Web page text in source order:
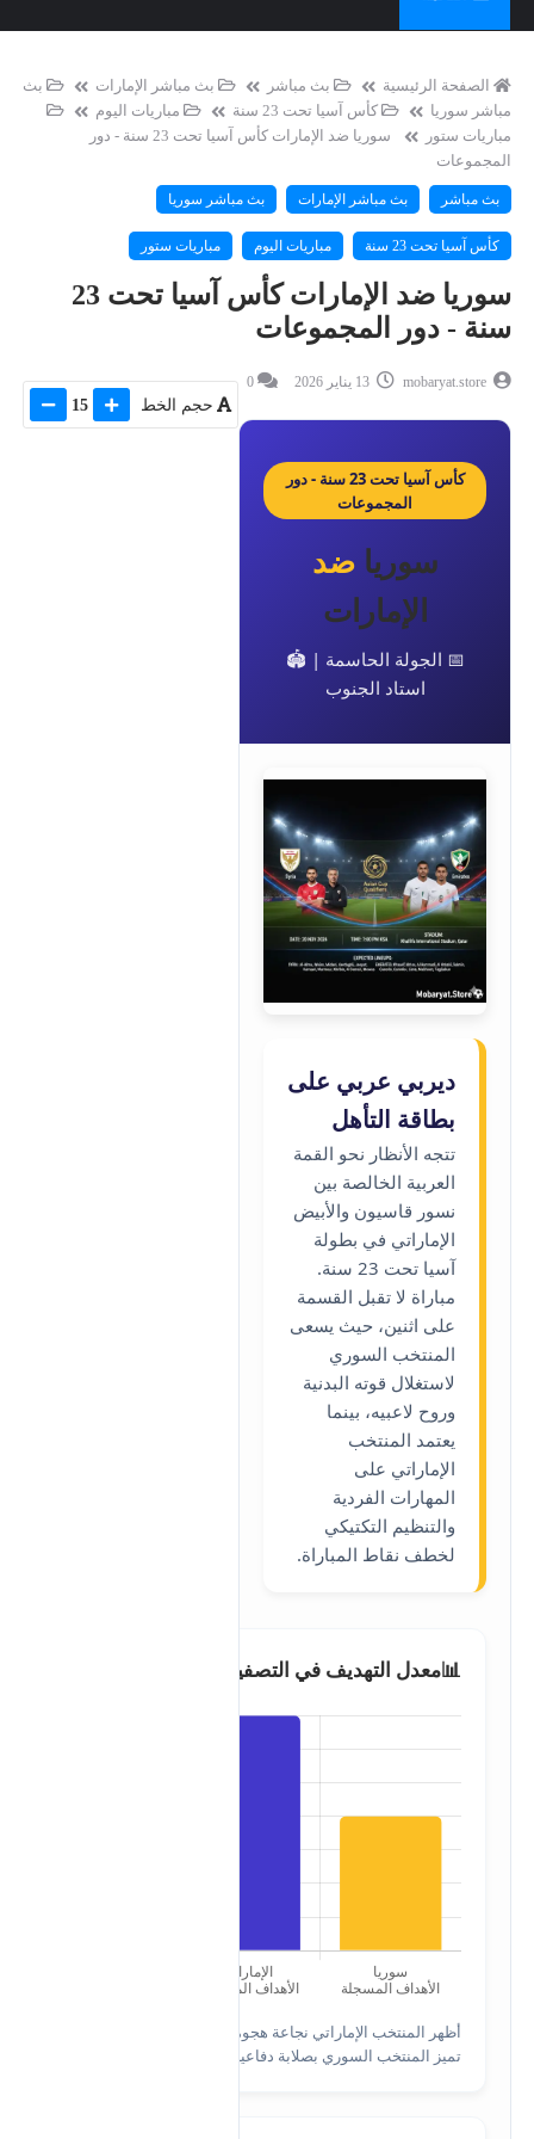
الصفحة الرئيسية بث مباشر بث مباشر الإمارات
بث
مباشر سوريا
كأس آسيا تحت 23 سنة
مباريات اليوم
مباريات ستور
سوريا ضد الإمارات كأس آسيا تحت 23 سنة - دور
المجموعات
بث مباشر بث مباشر الإمارات بث مباشر سوريا
كأس آسيا تحت 23 سنة مباريات اليوم مباريات ستور
سوريا ضد الإمارات كأس آسيا تحت 23
سنة - دور المجموعات
mobaryat.store
0
حجم الخط 15
كأس آسيا تحت 23 سنة - دور
المجموعات
سورياضد
الإمارات
📅 الجولة الحاسمة | 🏟️
استاد الجنوب
ديربي عربي على
بطاقة التأهل
تتجه الأنظار نحو القمة
العربية الخالصة بين
نسور قاسيون والأبيض
الإماراتي في بطولة
آسيا تحت 23 سنة.
مباراة لا تقبل القسمة
على اثنين، حيث يسعى
المنتخب السوري
لاستغلال قوته البدنية
وروح لاعبيه، بينما
يعتمد المنتخب
الإماراتي على
المهارات الفردية
والتنظيم التكتيكي
لخطف نقاط المباراة.
📊معدل التهديف في التصفيات
أظهر المنتخب الإماراتي نجاعة هجومية أكبر، بينما
تميز المنتخب السوري بصلابة دفاعية واضحة.